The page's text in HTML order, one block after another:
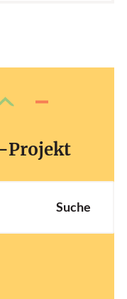
Projekt
Suche